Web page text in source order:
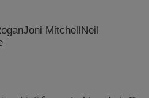
Joni MitchellNeil